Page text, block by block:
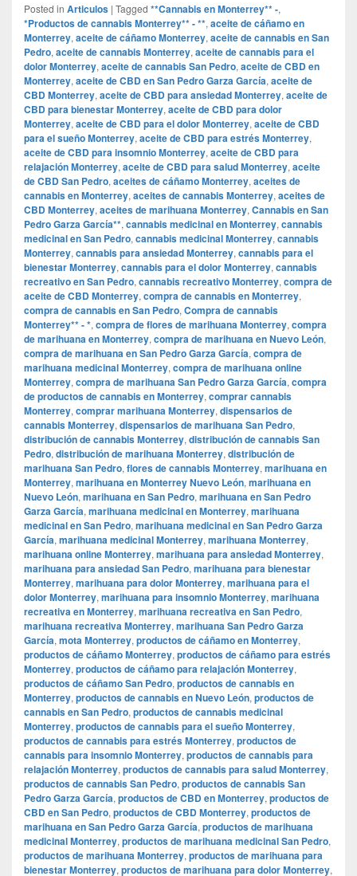
Posted in Articulos | Tagged **Cannabis en Monterrey** -,
*Productos de cannabis Monterrey** - **, aceite de cáñamo en
Monterrey, aceite de cáñamo Monterrey, aceite de cannabis en San
Pedro, aceite de cannabis Monterrey, aceite de cannabis para el
dolor Monterrey, aceite de cannabis San Pedro, aceite de CBD en
Monterrey, aceite de CBD en San Pedro Garza García, aceite de
CBD Monterrey, aceite de CBD para ansiedad Monterrey, aceite de
CBD para bienestar Monterrey, aceite de CBD para dolor
Monterrey, aceite de CBD para el dolor Monterrey, aceite de CBD
para el sueño Monterrey, aceite de CBD para estrés Monterrey,
aceite de CBD para insomnio Monterrey, aceite de CBD para
relajación Monterrey, aceite de CBD para salud Monterrey, aceite
de CBD San Pedro, aceites de cáñamo Monterrey, aceites de
cannabis en Monterrey, aceites de cannabis Monterrey, aceites de
CBD Monterrey, aceites de marihuana Monterrey, Cannabis en San
Pedro Garza García**, cannabis medicinal en Monterrey, cannabis
medicinal en San Pedro, cannabis medicinal Monterrey, cannabis
Monterrey, cannabis para ansiedad Monterrey, cannabis para el
bienestar Monterrey, cannabis para el dolor Monterrey, cannabis
recreativo en San Pedro, cannabis recreativo Monterrey, compra de
aceite de CBD Monterrey, compra de cannabis en Monterrey,
compra de cannabis en San Pedro, Compra de cannabis
Monterrey** - *, compra de flores de marihuana Monterrey, compra
de marihuana en Monterrey, compra de marihuana en Nuevo León,
compra de marihuana en San Pedro Garza García, compra de
marihuana medicinal Monterrey, compra de marihuana online
Monterrey, compra de marihuana San Pedro Garza García, compra
de productos de cannabis en Monterrey, comprar cannabis
Monterrey, comprar marihuana Monterrey, dispensarios de
cannabis Monterrey, dispensarios de marihuana San Pedro,
distribución de cannabis Monterrey, distribución de cannabis San
Pedro, distribución de marihuana Monterrey, distribución de
marihuana San Pedro, flores de cannabis Monterrey, marihuana en
Monterrey, marihuana en Monterrey Nuevo León, marihuana en
Nuevo León, marihuana en San Pedro, marihuana en San Pedro
Garza García, marihuana medicinal en Monterrey, marihuana
medicinal en San Pedro, marihuana medicinal en San Pedro Garza
García, marihuana medicinal Monterrey, marihuana Monterrey,
marihuana online Monterrey, marihuana para ansiedad Monterrey,
marihuana para ansiedad San Pedro, marihuana para bienestar
Monterrey, marihuana para dolor Monterrey, marihuana para el
dolor Monterrey, marihuana para insomnio Monterrey, marihuana
recreativa en Monterrey, marihuana recreativa en San Pedro,
marihuana recreativa Monterrey, marihuana San Pedro Garza
García, mota Monterrey, productos de cáñamo en Monterrey,
productos de cáñamo Monterrey, productos de cáñamo para estrés
Monterrey, productos de cáñamo para relajación Monterrey,
productos de cáñamo San Pedro, productos de cannabis en
Monterrey, productos de cannabis en Nuevo León, productos de
cannabis en San Pedro, productos de cannabis medicinal
Monterrey, productos de cannabis para el sueño Monterrey,
productos de cannabis para estrés Monterrey, productos de
cannabis para insomnio Monterrey, productos de cannabis para
relajación Monterrey, productos de cannabis para salud Monterrey,
productos de cannabis San Pedro, productos de cannabis San
Pedro Garza García, productos de CBD en Monterrey, productos de
CBD en San Pedro, productos de CBD Monterrey, productos de
marihuana en San Pedro Garza García, productos de marihuana
medicinal Monterrey, productos de marihuana medicinal San Pedro,
productos de marihuana Monterrey, productos de marihuana para
bienestar Monterrey, productos de marihuana para dolor Monterrey,